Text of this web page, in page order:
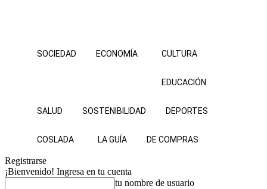
SOCIEDAD ECONOMÍA CULTURA
EDUCACIÓN
SALUD SOSTENIBILIDAD DEPORTES
COSLADA LA GUÍA DE COMPRAS
Registrarse
¡Bienvenido! Ingresa en tu cuenta
tu nombre de usuario